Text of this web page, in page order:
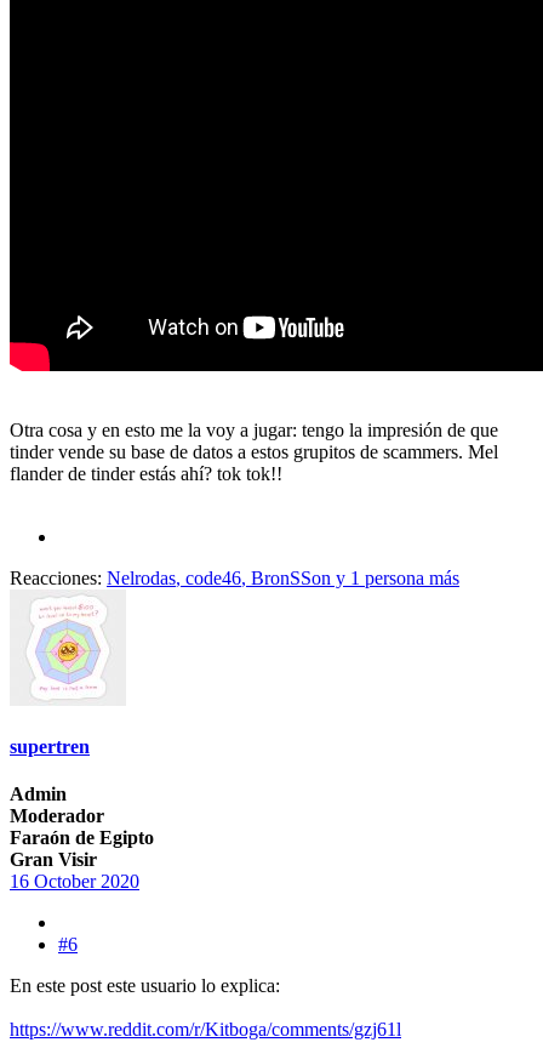
Otra cosa y en esto me la voy a jugar: tengo la impresión de que
tinder vende su base de datos a estos grupitos de scammers. Mel
flander de tinder estás ahí? tok tok!!
Reacciones: Nelrodas, code46, BronSSon y 1 persona más
supertren
Admin
Moderador
Faraón de Egipto
Gran Visir
16 October 2020
#6
En este post este usuario lo explica:
https://www.reddit.com/r/Kitboga/comments/gzj61l